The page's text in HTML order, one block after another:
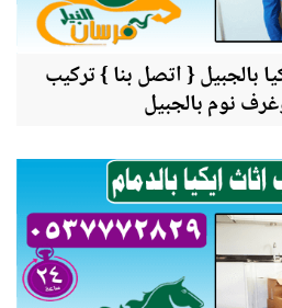
بالجبيل { اتصل بنا } تركيب
نوم بالجبيل